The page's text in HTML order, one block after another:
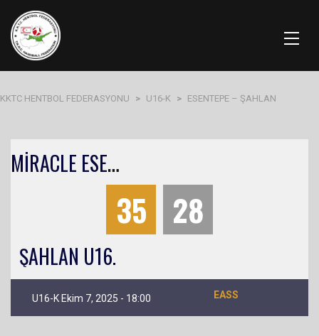
KKTC HENTBOL FEDERASYONU > U16-K > ESENTEPE – ŞAHLAN
M
İRACLE ESENTEPE U16.
35 28
ŞAHLAN U16.
U16-K Ekim 7, 2025 - 18:00 EASS